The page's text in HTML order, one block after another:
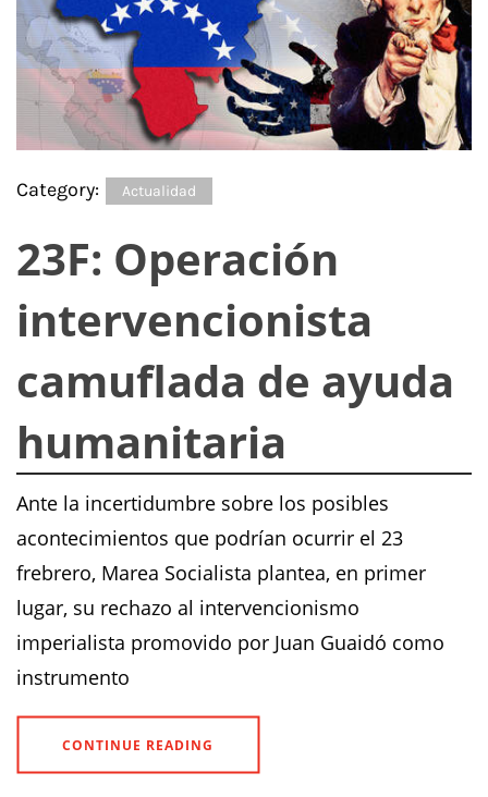
Category: Actualidad
23F: Operación
intervencionista
camuflada de ayuda
humanitaria
Ante la incertidumbre sobre los posibles
acontecimientos que podrían ocurrir el 23
frebrero, Marea Socialista plantea, en primer
lugar, su rechazo al intervencionismo
imperialista promovido por Juan Guaidó como
instrumento
CONTINUE READING